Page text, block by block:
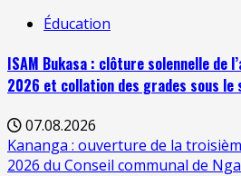
Éducation
ISAM Bukasa : clôture solennelle de
2026 et collation des grades sous le
07.08.2026
Kananga : ouverture de la
2026 du Conseil communal de